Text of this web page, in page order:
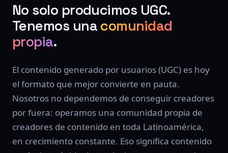
No solo producimos UGC.
Tenemos una comunidad
propia.
El contenido generado por usuarios (UGC) es hoy
el formato que mejor convierte en pauta.
Nosotros no dependemos de conseguir creadores
por fuera: operamos una comunidad propia de
creadores de contenido en toda Latinoamérica,
en crecimiento constante. Eso significa contenido